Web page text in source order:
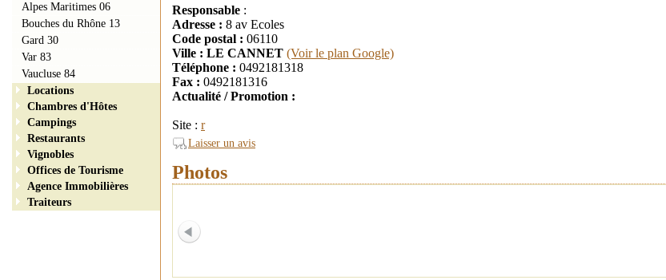
Responsable :
Adresse : 8 av Ecoles
Code postal : 06110
Ville : LE CANNET (Voir le plan Google)
Téléphone : 0492181318
Fax : 0492181316
Actualité / Promotion :
Site : r
Laisser un avis
Photos
Alpes Maritimes 06
Bouches du Rhône 13
Gard 30
Var 83
Vaucluse 84
Locations
Chambres d'Hôtes
Campings
Restaurants
Vignobles
Offices de Tourisme
Agence Immobilières
Traiteurs